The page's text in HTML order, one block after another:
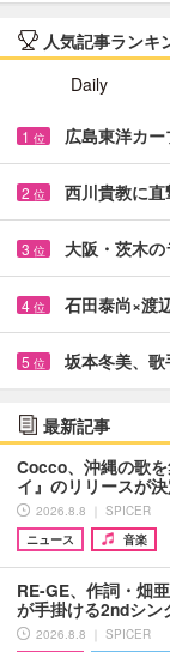
人気記事ランキ
Daily
1 位 広島東洋カ
2 位 西川貴教に
3 位 大阪・茨木
4 位 石田泰尚×
5 位 坂本冬美、
最新記事
Cocco、沖縄の歌
イ』のリリースが
2026.8.8 ｜ SPICER
ニュース
音楽
RE-GE、作詞・畑
が手掛ける2ndシ
2026.8.8 ｜ SPICER